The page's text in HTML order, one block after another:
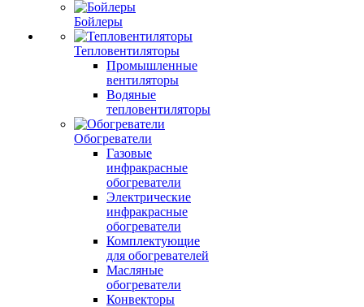
Бойлеры
Тепловентиляторы
Промышленные
вентиляторы
Водяные
тепловентиляторы
Обогреватели
Газовые
инфракрасные
обогреватели
Электрические
инфракрасные
обогреватели
Комплектующие
для обогревателей
Масляные
обогреватели
Конвекторы